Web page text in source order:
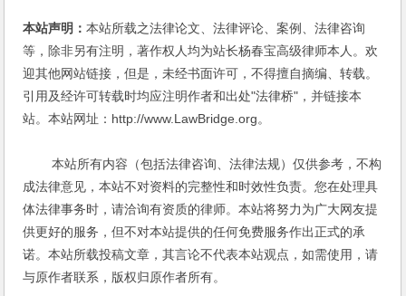
本站声明：本站所载之法律论文、法律评论、案例、法律咨询
等，除非另有注明，著作权人均为站长杨春宝高级律师本人。欢
迎其他网站链接，但是，未经书面许可，不得擅自摘编、转载。
引用及经许可转载时均应注明作者和出处"法律桥"，并链接本
站。本站网址：http://www.LawBridge.org。
本站所有内容（包括法律咨询、法律法规）仅供参考，不构
成法律意见，本站不对资料的完整性和时效性负责。您在处理具
体法律事务时，请洽询有资质的律师。本站将努力为广大网友提
供更好的服务，但不对本站提供的任何免费服务作出正式的承
诺。本站所载投稿文章，其言论不代表本站观点，如需使用，请
与原作者联系，版权归原作者所有。